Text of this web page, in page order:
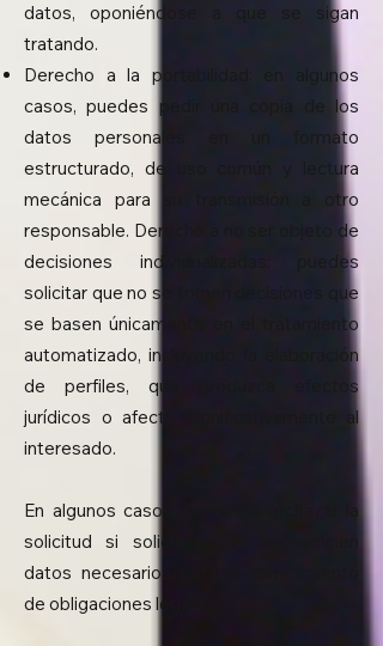
datos, oponiéndose a que se sigan
tratando.
Derecho a la portabilidad: en algunos
casos, puedes pedir una copia de los
datos personales en un formato
estructurado, de uso común y lectura
mecánica para su transmisión a otro
responsable. Derecho a no ser objeto de
decisiones individualizadas: puedes
solicitar que no se tomen decisiones que
se basen únicamente en el tratamiento
automatizado, incluyendo la elaboración
de perfiles, que produzca efectos
jurídicos o afecte significativamente al
interesado.
En algunos casos, se podrá rechazar la
solicitud si solicitas que se eliminen
datos necesarios para el cumplimiento
de obligaciones legales.